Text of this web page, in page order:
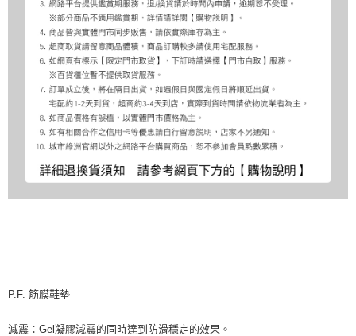
P.F. 筋膜鞋墊
減震：Gel凝膠減震的同時達到防滑穩定的效果。